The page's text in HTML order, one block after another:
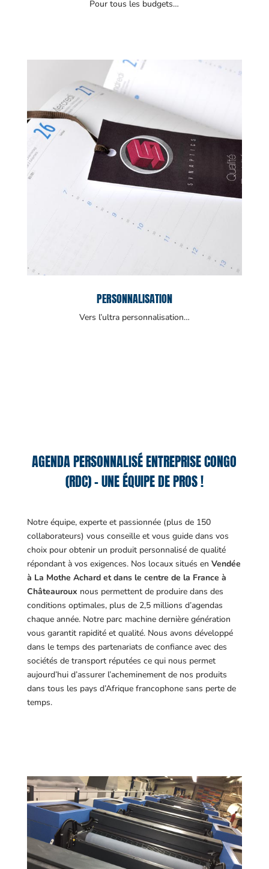
Pour tous les budgets…
PERSONNALISATION
Vers l’ultra personnalisation…
AGENDA PERSONNALISÉ ENTREPRISE CONGO
(RDC) – UNE ÉQUIPE DE PROS !
Notre équipe, experte et passionnée (plus de 150
collaborateurs) vous conseille et vous guide dans vos
choix pour obtenir un produit personnalisé de qualité
répondant à vos exigences. Nos locaux situés en Vendée
à La Mothe Achard et dans le centre de la France à
Châteauroux nous permettent de produire dans des
conditions optimales, plus de 2,5 millions d’agendas
chaque année. Notre parc machine dernière génération
vous garantit rapidité et qualité. Nous avons développé
dans le temps des partenariats de confiance avec des
sociétés de transport réputées ce qui nous permet
aujourd’hui d’assurer l’acheminement de nos produits
dans tous les pays d’Afrique francophone sans perte de
temps.